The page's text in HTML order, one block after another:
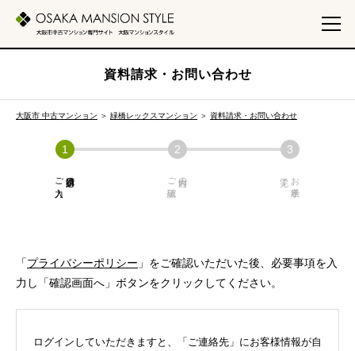
資料請求・お問い合わせ
大阪市 中古マンション ＞ 緑橋レックスマンション ＞ 資料請求・お問い合わせ
必須項目の
ご入力 内容の
ご確認 お手続き
「プライバシーポリシー 」をご確認いただいた後、必要事項を入
力し「確認画面へ」ボタンをクリックしてください。
ログインしていただきますと、「ご連絡先」にお客様情報が自